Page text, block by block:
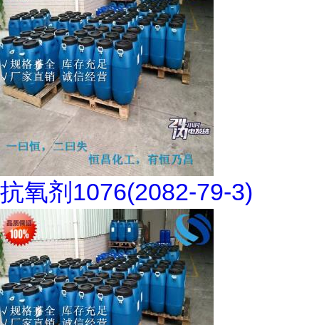
抗氧剂1076(2082-79-3)